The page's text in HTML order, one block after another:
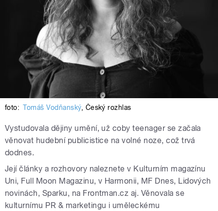
foto: Tomáš Vodňanský, Český rozhlas
Vystudovala dějiny umění, už coby teenager se začala
věnovat hudební publicistice na volné noze, což trvá
dodnes.
Její články a rozhovory naleznete v Kulturním magazínu
Uni, Full Moon Magazinu, v Harmonii, MF Dnes, Lidových
novinách, Sparku, na Frontman.cz aj. Věnovala se
kulturnímu PR & marketingu i uměleckému